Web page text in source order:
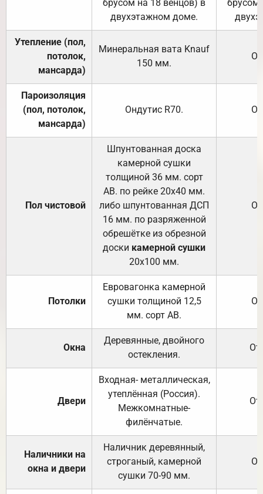
брусом на 18 венцов) в
двухэтажном доме.
брусом
Утепление (пол,
потолок,
мансарда)
Минеральная вата Knauf
150 мм.
Пароизоляция
(пол, потолок,
мансарда)
Ондутис R70.
Пол чистовой
Шпунтованная доска
камерной сушки
толщиной 36 мм. сорт
АВ. по рейке 20х40 мм.
либо шпунтованная ДСП
16 мм. по разряженной
обрешётке из обрезной
доски камерной сушки
20х100 мм.
Потолки
Евровагонка камерной
сушки толщиной 12,5
мм. сорт АВ.
Окна
Деревянные, двойного
остекления.
Двери
Входная- металлическая,
утеплённая (Россия).
Межкомнатные-
филёнчатые.
Наличники на
окна и двери
Наличник деревянный,
строганый, камерной
сушки 70-90 мм.